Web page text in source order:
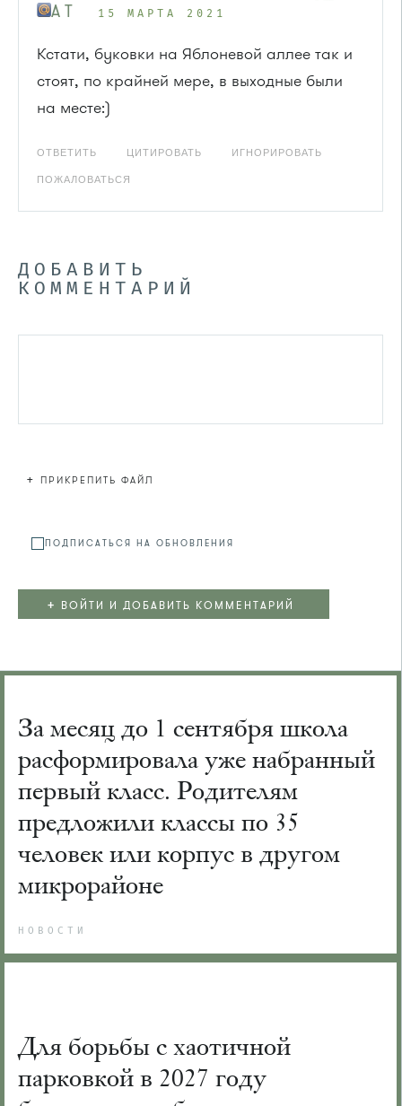
A T 15 МАРТА 2021
Кстати, буковки на Яблоневой аллее так и
стоят, по крайней мере, в выходные были
на месте:)
ОТВЕТИТЬ ЦИТИРОВАТЬ ИГНОРИРОВАТЬ
ПОЖАЛОВАТЬСЯ
ДОБАВИТЬ
КОММЕНТАРИЙ
+ ПРИКРЕПИТЬ ФАЙЛ
ПОДПИСАТЬСЯ НА ОБНОВЛЕНИЯ
+ ВОЙТИ И ДОБАВИТЬ КОММЕНТАРИЙ
За месяц до 1 сентября школа
расформировала уже набранный
первый класс. Родителям
предложили классы по 35
человек или корпус в другом
микрорайоне
НОВОСТИ
Для борьбы с хаотичной
парковкой в 2027 году